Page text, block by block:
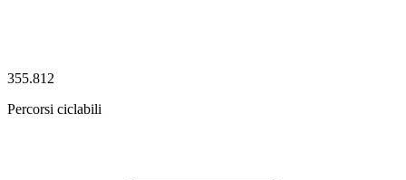
355.812
Percorsi ciclabili